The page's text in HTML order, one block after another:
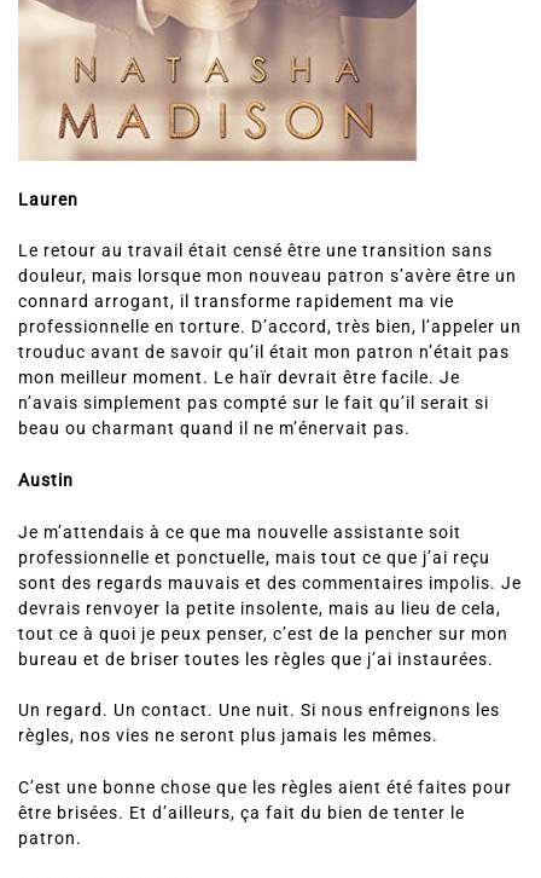
Lauren
Le retour au travail était censé être une transition sans
douleur, mais lorsque mon nouveau patron s’avère être un
connard arrogant, il transforme rapidement ma vie
professionnelle en torture. D’accord, très bien, l’appeler un
trouduc avant de savoir qu’il était mon patron n’était pas
mon meilleur moment. Le haïr devrait être facile. Je
n’avais simplement pas compté sur le fait qu’il serait si
beau ou charmant quand il ne m’énervait pas.
Austin
Je m’attendais à ce que ma nouvelle assistante soit
professionnelle et ponctuelle, mais tout ce que j’ai reçu
sont des regards mauvais et des commentaires impolis. Je
devrais renvoyer la petite insolente, mais au lieu de cela,
tout ce à quoi je peux penser, c’est de la pencher sur mon
bureau et de briser toutes les règles que j’ai instaurées.
Un regard. Un contact. Une nuit. Si nous enfreignons les
règles, nos vies ne seront plus jamais les mêmes.
C’est une bonne chose que les règles aient été faites pour
être brisées. Et d’ailleurs, ça fait du bien de tenter le
patron.